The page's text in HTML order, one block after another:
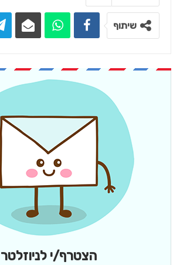
שיתוף
הצטרף/י לניוזלטר